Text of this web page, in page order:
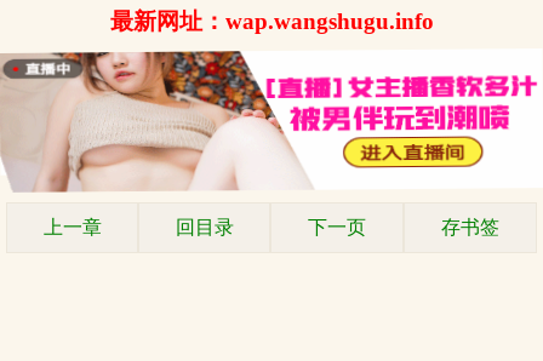
最新网址：wap.wangshugu.info
上一章 回目录 下一页 存书签